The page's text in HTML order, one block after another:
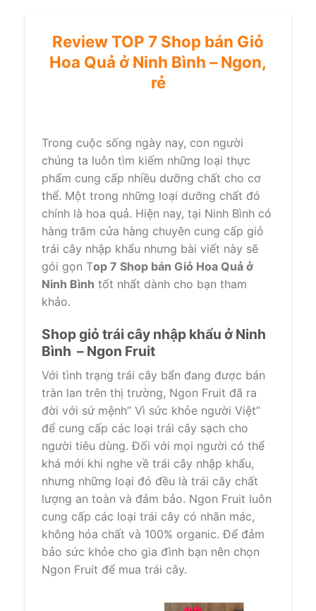
Review TOP 7 Shop bán Giỏ
Hoa Quả ở Ninh Bình – Ngon,
rẻ
Trong cuộc sống ngày nay, con người
chúng ta luôn tìm kiếm những loại thực
phẩm cung cấp nhiều dưỡng chất cho cơ
thể. Một trong những loại dưỡng chất đó
chính là hoa quả. Hiện nay, tại Ninh Bình có
hàng trăm cửa hàng chuyên cung cấp giỏ
trái cây nhập khẩu nhưng bài viết này sẽ
gói gọn Top 7 Shop bán Giỏ Hoa Quả ở
Ninh Bình tốt nhất dành cho bạn tham
khảo.
Shop giỏ trái cây nhập khẩu ở Ninh
Bình – Ngon Fruit
Với tình trạng trái cây bẩn đang được bán
tràn lan trên thị trường, Ngon Fruit đã ra
đời với sứ mệnh” Vì sức khỏe người Việt”
để cung cấp các loại trái cây sạch cho
người tiêu dùng. Đối với mọi người có thể
khá mới khi nghe về trái cây nhập khẩu,
nhưng những loại đó đều là trái cây chất
lượng an toàn và đảm bảo. Ngon Fruit luôn
cung cấp các loại trái cây có nhãn mác,
không hóa chất và 100% organic. Để đảm
bảo sức khỏe cho gia đình bạn nên chọn
Ngon Fruit để mua trái cây.